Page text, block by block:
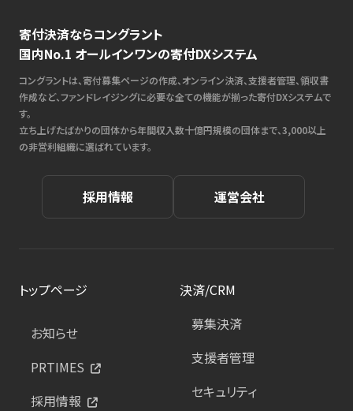
寄付決済ならコングラント
国内No.1 オールインワンの寄付DXシステム
コングラントは、寄付募集ページの作成、オンライン決済、支援者管理、領収書
作成など、ファンドレイジングに必要な全ての機能が揃った寄付DXシステムで
す。
立ち上げたばかりの団体から年間収入数十億円規模の団体まで、3,000以上
の非営利組織に選ばれています。
採用情報 運営会社
トップページ
お知らせ
PRTIMES
採用情報
決済/CRM
募集決済
支援者管理
セキュリティ